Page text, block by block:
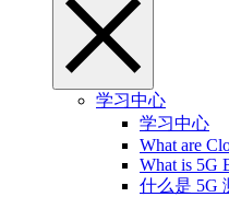
学习中心
学习中心
What are
What is 5G
什么是 5G